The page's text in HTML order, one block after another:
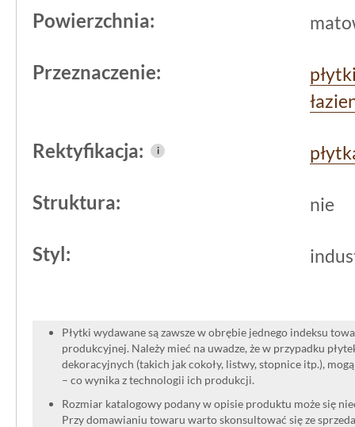
Powierzchnia:
Przeznaczenie:
Rektyfikacja: i
Struktura: nie
Styl:
Płytki wydawane są zawsze w obrębie jednego indeksu
produkcyjnej. Należy mieć na uwadze, że w przypadku
dekoracyjnych (takich jak cokoły, listwy, stopnice itp.),
– co wynika z technologii ich produkcji.
Rozmiar katalogowy podany w opisie produktu może się
Przy domawianiu towaru warto skonsultować się ze